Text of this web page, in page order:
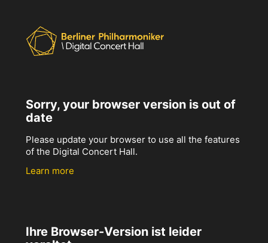
Sorry, your browser version is out of
date
Please update your browser to use all the features
of the Digital Concert Hall.
Learn more
Ihre Browser-Version ist leider